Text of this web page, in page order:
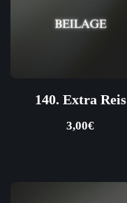
140. Extra Reis
3,00€